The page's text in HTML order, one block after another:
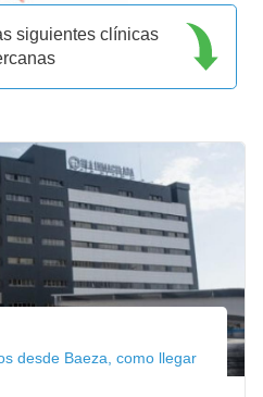
siguientes clínicas
desde Baeza, como llegar